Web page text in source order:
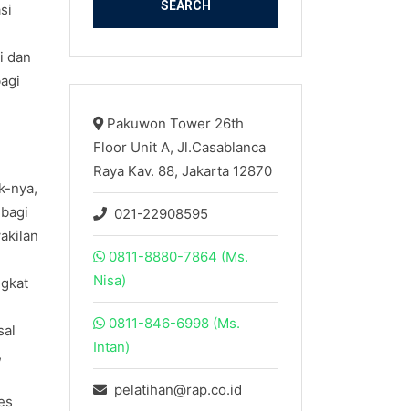
dan
nya,
Pakuwon Tower 26th
Floor Unit A, Jl.Casablanca
Raya Kav. 88, Jakarta 12870
021-22908595
0811-8880-7864 (Ms.
Nisa)
0811-846-6998 (Ms.
Intan)
pelatihan@rap.co.id